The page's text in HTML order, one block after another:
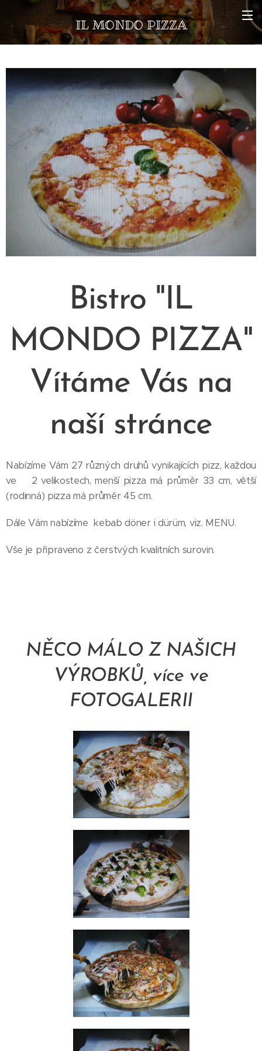
IL MONDO PIZZA
Bistro "IL
MONDO PIZZA"
Vítáme Vás na
naší stránce
Nabízíme Vám 27 různých druhů vynikajících pizz, každou
ve 2 velikostech, menší pizza má průměr 33 cm, větší
(rodinná) pizza má průměr 45 cm.
Dále Vám nabízíme kebab döner i dürüm, viz. MENU.
Vše je připraveno z čerstvých kvalitních surovin.
NĚCO MÁLO Z NAŠICH
VÝROBKŮ, více ve
FOTOGALERII